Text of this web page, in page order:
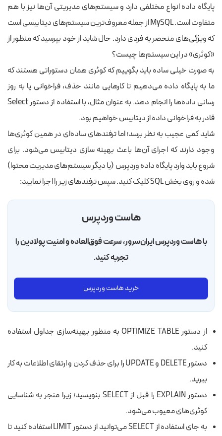
پایگاه داده انواع مختلفی دارد و سیستم‌های مدیریتی آن‌ها نیز با هم
متفاوت است. MySQL از جمله معروف‌ترین سیستم‌های دیتابیسی است
که ویژگی‌های منحصر به فردی دارد. حال شاید از خود بپرسید که منظور از
«کوئری» در این سیستم‌ها چیست؟
به صورت خیلی ساده باید بگوییم که کوئری همان دستوراتی هستندکه
ما به پایگاه داده می‌دهیم تا کارهایی مانند حذف، فراخوانی یا به روز
رسانی داده‌ها را انجام دهد. به عنوان مثال، با استفاده از دستور Select
قادر به فراخوانی داده از دیتابیس خواهیم بود.
شاید کمی عجیب به نظر برسد؛ اما ترفندهای ساده‌ای در همین کوئری‌ها
وجود دارند که اجرای آن‌ها باعث بهینه سازی دیتابیس می‌شود. برای
شروع باید وارد پایگاه داده وردپرس (یا دیگر سیستم‌های مدیریت محتوا)
شده و روی بخش SQL کلیک کنید. سپس ترفندهای زیر را اجرا نمایید:
هاست وردپرس
با هاست وردپرس ایران‌سرور، سرعت فوق‌العاده و امنیت پولادین را
تجربه کنید.
خرید هاست وردپرس
از دستور OPTIMIZE TABLE به منظور بهینه‌سازی جداول استفاده
کنید.
دستور DELETE و UPDATE را برای حذف کردن و ارتقای اطلاعات به کار
ببرید.
دستور EXPLAIN را قبل از SELECT بنویسید؛ زیرا منجر به شناسایی
کوئری‌های معیوب می‌شود.
به جای استفاده از SELECT می‌توانید از دستور LIMIT استفاده کنید تا